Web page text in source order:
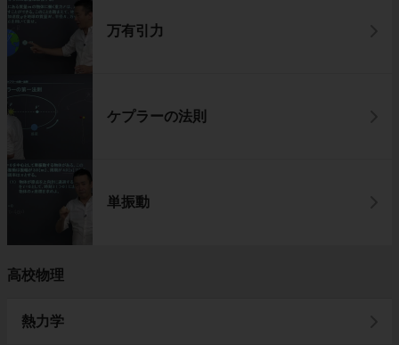
万有引力
ケプラーの法則
単振動
高校物理
熱力学